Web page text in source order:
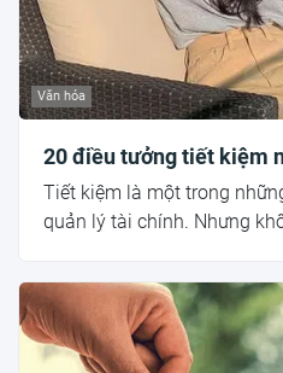
Văn hóa
20 điều tưởng tiết kiệm
Tiết kiệm là một trong
quản lý tài chính. Nhưng